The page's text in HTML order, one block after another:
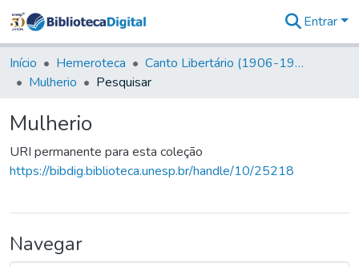
&
Coleções
Estatísticas
Entrar
Início Hemeroteca
Canto Libertário (1906-1995)
Mulherio
Pesquisar
Mulherio
URI permanente para esta coleção
https://bibdig.biblioteca.unesp.br/handle/10/25218
Navegar